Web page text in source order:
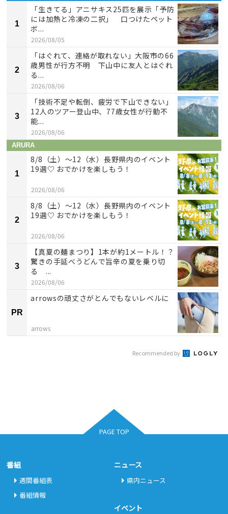
1
「生きてる」アニサキス25匹を展示「予防
には加熱と冷凍の二択」 口つけたペット
ボ...
2026/08/05
2
「はぐれて、連絡が取れない」大阪市の66
歳男性が行方不明 下山中に友人とはぐれ
る...
2026/08/06
3
「技術不足や転倒、疲労で下山できない」
12人のツアー登山中、77歳女性が行動不
能...
2026/08/06
ARURA
1
8/8（土）〜12（水）長野県内のイベント
19選♡ おでかけを楽しもう！
2026/08/06
2
8/8（土）〜12（水）長野県内のイベント
19選♡ おでかけを楽しもう！
2026/08/06
3
【真夏の麺まつり】1本が約1メートル！？
驚きの手延べうどんで旨辛の夏を乗り切
る ...
2026/08/06
PR
arrowsの頑丈さがとんでもないレベルに
arrows
Recommended by
PAGE TOP
番組
週間番組表
番組情報
ニュース
県内ニュース
イベント